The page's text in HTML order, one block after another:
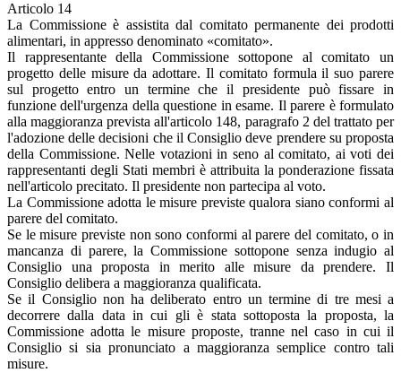
Articolo 14
La Commissione è assistita dal comitato permanente dei prodotti
alimentari, in appresso denominato «comitato».
Il rappresentante della Commissione sottopone al comitato un
progetto delle misure da adottare. Il comitato formula il suo parere
sul progetto entro un termine che il presidente può fissare in
funzione dell'urgenza della questione in esame. Il parere è formulato
alla maggioranza prevista all'articolo 148, paragrafo 2 del trattato per
l'adozione delle decisioni che il Consiglio deve prendere su proposta
della Commissione. Nelle votazioni in seno al comitato, ai voti dei
rappresentanti degli Stati membri è attribuita la ponderazione fissata
nell'articolo precitato. Il presidente non partecipa al voto.
La Commissione adotta le misure previste qualora siano conformi al
parere del comitato.
Se le misure previste non sono conformi al parere del comitato, o in
mancanza di parere, la Commissione sottopone senza indugio al
Consiglio una proposta in merito alle misure da prendere. Il
Consiglio delibera a maggioranza qualificata.
Se il Consiglio non ha deliberato entro un termine di tre mesi a
decorrere dalla data in cui gli è stata sottoposta la proposta, la
Commissione adotta le misure proposte, tranne nel caso in cui il
Consiglio si sia pronunciato a maggioranza semplice contro tali
misure.